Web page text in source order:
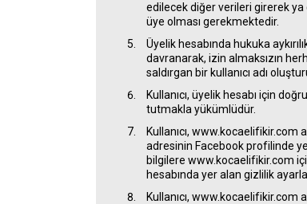
edilecek diğer verileri girerek
üye olması gerekmektedir.
Üyelik hesabında hukuka
davranarak, izin almaksızın
saldırgan bir kullanıcı adı
Kullanıcı, üyelik hesabı için
tutmakla yükümlüdür.
Kullanıcı,
adresinin Facebook profilinde
bilgilere www.kocaelifikir.com
hesabında yer alan gizlilik
Kullanıcı, www.kocaelifikir.com